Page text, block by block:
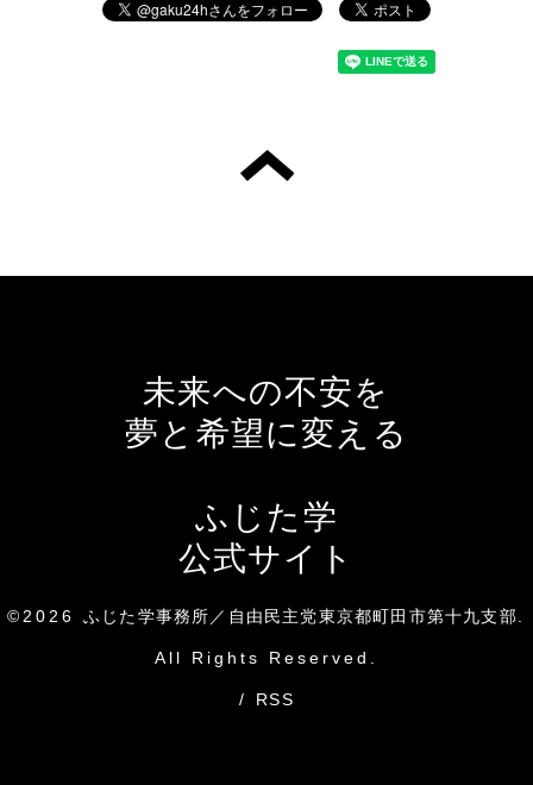
未来への不安を
夢と希望に変える
ふじた学
公式サイト
©2026ふじた学事務所／自由民主党東京都町田市第十九支部.
All Rights Reserved.
/ RSS